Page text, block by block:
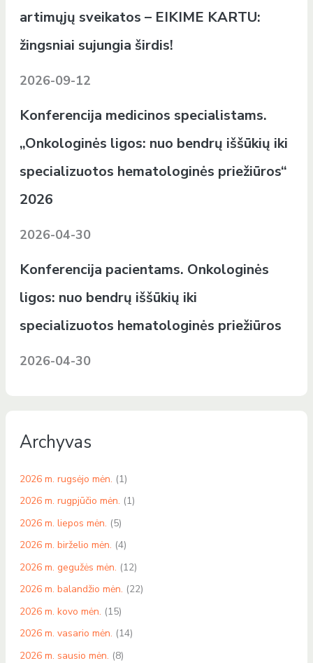
artimųjų sveikatos – EIKIME KARTU:
žingsniai sujungia širdis!
2026-09-12
Konferencija medicinos specialistams.
„Onkologinės ligos: nuo bendrų iššūkių iki
specializuotos hematologinės priežiūros“
2026
2026-04-30
Konferencija pacientams. Onkologinės
ligos: nuo bendrų iššūkių iki
specializuotos hematologinės priežiūros
2026-04-30
Archyvas
2026 m. rugsėjo mėn. (1)
2026 m. rugpjūčio mėn. (1)
2026 m. liepos mėn. (5)
2026 m. birželio mėn. (4)
2026 m. gegužės mėn. (12)
2026 m. balandžio mėn. (22)
2026 m. kovo mėn. (15)
2026 m. vasario mėn. (14)
2026 m. sausio mėn. (8)